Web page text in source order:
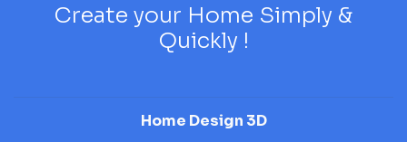
Create your Home Simply &
Quickly !
Home Design 3D